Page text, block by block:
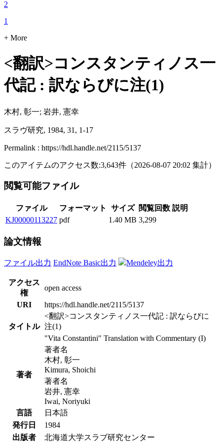
2
1
+ More
<翻訳>コンスタンティノス一
代記 : 訳ならびに注(1)
木村, 彰一; 岩井, 憲幸
スラヴ研究, 1984, 31, 1-17
Permalink : https://hdl.handle.net/2115/5137
このアイテムのアクセス数:3,643件 （2026-08-07 20:02 集計）
閲覧可能ファイル
ファイル フォーマット サイズ 閲覧回数 説明
KJ00000113227 pdf 1.40 MB 3,299
論文情報
ファイル出力 EndNote Basic出力 Mendeley出力
アクセス
権
open access
URI
https://hdl.handle.net/2115/5137
タイトル
<翻訳>コンスタンティノス一代記 : 訳ならびに
注(1)
"Vita Constantini" Translation with Commentary (I)
著者
著者名
木村, 彰一
Kimura, Shoichi
著者名
岩井, 憲幸
Iwai, Noriyuki
言語
日本語
発行日
1984
出版者
北海道大学スラブ研究センター